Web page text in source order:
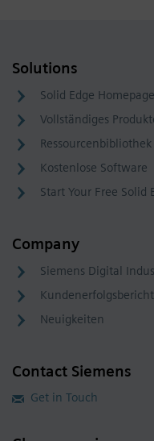
Solutions
Solid Edge Homepage
Vollständiges
Ressourcenbibliothek
Kostenlose Software
Start Your Free Solid
Company
Siemens Digital
Neuigkeiten
Contact Siemens
Get in Touch